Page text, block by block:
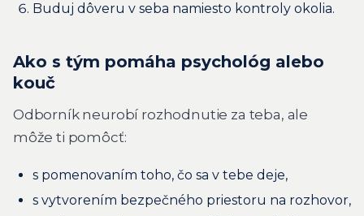
Buduj dôveru v seba namiesto kontroly okolia.
Ako s tým pomáha psychológ alebo
kouč
Odborník neurobí rozhodnutie za teba, ale
môže ti pomôcť:
s pomenovaním toho, čo sa v tebe deje,
s vytvorením bezpečného priestoru na rozhovor,